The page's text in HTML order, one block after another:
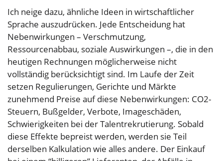
Ich neige dazu, ähnliche Ideen in wirtschaftlicher
Sprache auszudrücken. Jede Entscheidung hat
Nebenwirkungen – Verschmutzung,
Ressourcenabbau, soziale Auswirkungen –, die in den
heutigen Rechnungen möglicherweise nicht
vollständig berücksichtigt sind. Im Laufe der Zeit
setzen Regulierungen, Gerichte und Märkte
zunehmend Preise auf diese Nebenwirkungen: CO2-
Steuern, Bußgelder, Verbote, Imageschäden,
Schwierigkeiten bei der Talentrekrutierung. Sobald
diese Effekte bepreist werden, werden sie Teil
derselben Kalkulation wie alles andere. Der Einkauf